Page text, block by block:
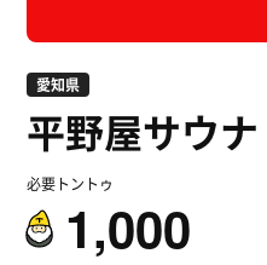
愛知県
平野屋サウナ
必要トントゥ
1,000